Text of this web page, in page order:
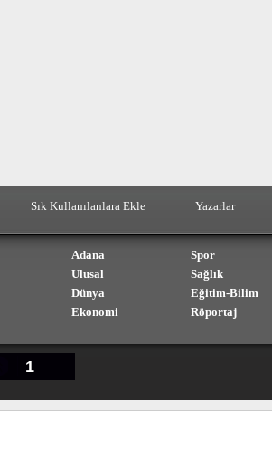
Sık Kullanılanlara Ekle Yazarlar
Adana
Ulusal
Dünya
Ekonomi
Spor
Sağlık
Eğitim-Bilim
Röportaj
1